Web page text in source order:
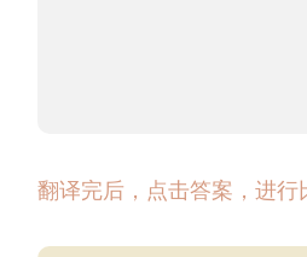
翻译完后，点击答案，进行